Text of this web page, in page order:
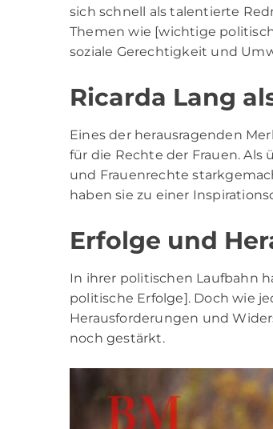
sich schnell als talentierte
Themen wie [wichtige
soziale Gerechtigkeit und
Ricarda Lang
Eines der herausragenden
für die Rechte der Frauen.
und Frauenrechte
haben sie zu einer
Erfolge und
In ihrer politischen Laufbahn
politische Erfolge]. Doch wie
Herausforderungen und
noch gestärkt.